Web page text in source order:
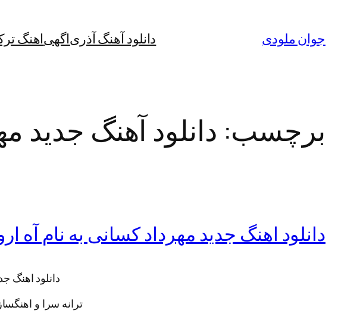
جوان ملودی دانلود آهنگ آذریاگهیاهنگ
برچسب: دانلود آهنگ جدید
دانلود اهنگ جدید مهرداد کسانی به نام آه
دانلود اهنگ
ترانه سرا و